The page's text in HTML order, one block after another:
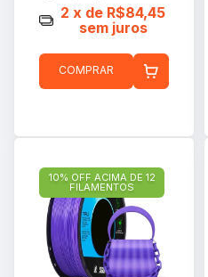
2 x de R$84,45
sem juros
COMPRAR
10% OFF ACIMA DE 12
FILAMENTOS